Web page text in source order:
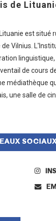
de
est situé
de Vilnius.
de cours
médiathèque
une salle de